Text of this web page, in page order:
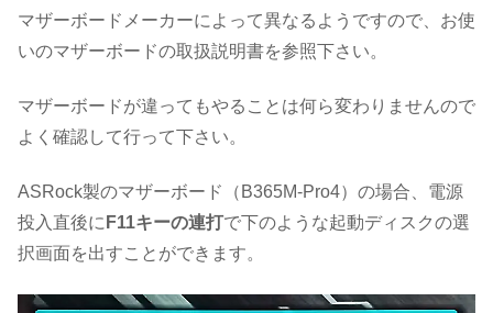
マザーボードメーカーによって異なるようですので、お使
いのマザーボードの取扱説明書を参照下さい。
マザーボードが違ってもやることは何ら変わりませんので
よく確認して行って下さい。
ASRock製のマザーボード（B365M-Pro4）の場合、電源
投入直後に F11キーの連打で下のような起動ディスクの選
択画面を出すことができます。